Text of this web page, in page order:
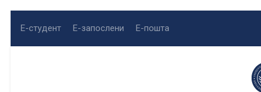
Е-студент Е-запослени Е-пошта